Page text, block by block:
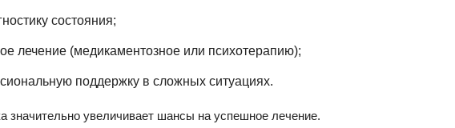
состояния;
лечение (медикаментозное или психотерапию);
поддержку в сложных ситуациях.
значительно увеличивает шансы на успешное лечение.